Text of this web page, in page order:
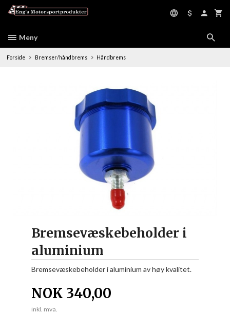
Meny
Forside Bremser/håndbrems Håndbrems
Bremsevæskebeholder i
aluminium
Bremsevæskebeholder i aluminium av høy kvalitet.
NOK 340,00
inkl. mva.